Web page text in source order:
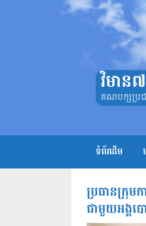
វិមាន
គណបក្សប្រជ
ទំព័រដើម
ប្រធានក្រុ
ជាមួយអង្គប